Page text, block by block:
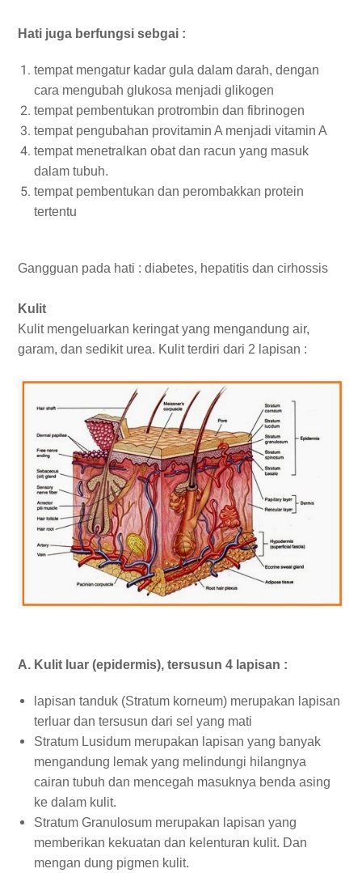
Hati juga berfungsi sebgai :
tempat mengatur kadar gula dalam darah, dengan
cara mengubah glukosa menjadi glikogen
tempat pembentukan protrombin dan fibrinogen
tempat pengubahan provitamin A menjadi vitamin A
tempat menetralkan obat dan racun yang masuk
dalam tubuh.
tempat pembentukan dan perombakkan protein
tertentu
Gangguan pada hati : diabetes, hepatitis dan cirhossis
Kulit
Kulit mengeluarkan keringat yang mengandung air,
garam, dan sedikit urea. Kulit terdiri dari 2 lapisan :
A. Kulit luar (epidermis), tersusun 4 lapisan :
lapisan tanduk (Stratum korneum) merupakan lapisan
terluar dan tersusun dari sel yang mati
Stratum Lusidum merupakan lapisan yang banyak
mengandung lemak yang melindungi hilangnya
cairan tubuh dan mencegah masuknya benda asing
ke dalam kulit.
Stratum Granulosum merupakan lapisan yang
memberikan kekuatan dan kelenturan kulit. Dan
mengan dung pigmen kulit.